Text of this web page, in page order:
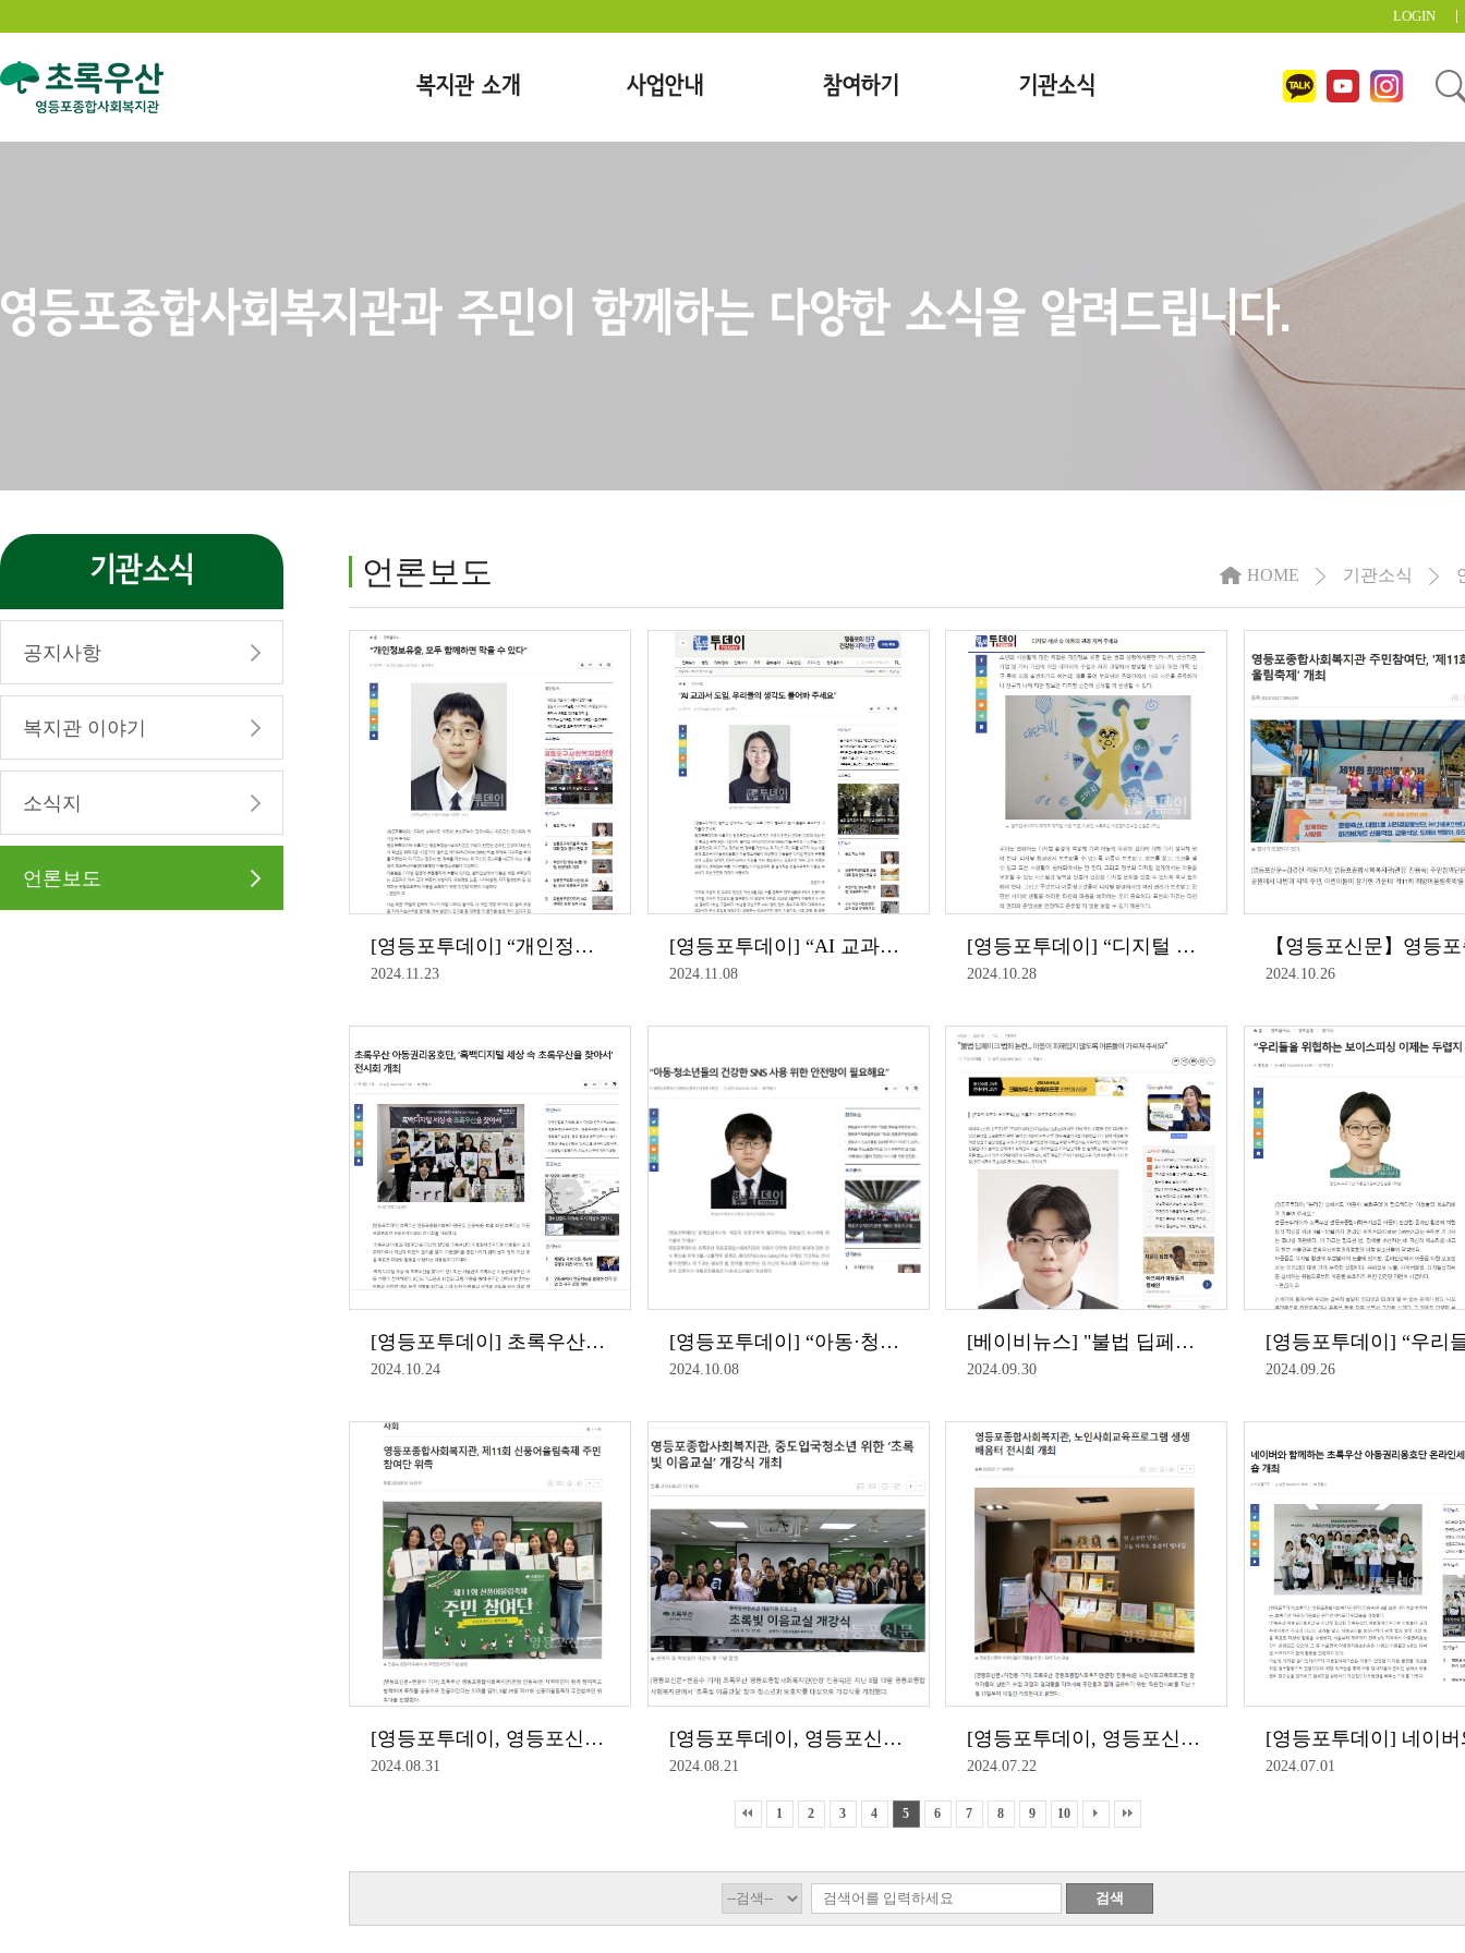
LOGIN
복지관 소개 사업안내 참여하기 기관소식
영등포종합사회복지관과 주민이 함께하는 다양한 소식을 알려드립니다.
기관소식
공지사항
복지관 이야기
소식지
언론보도
언론보도 HOME 기관소식
[영등포투데이] “개인정보유출, 모두 함께하면 막을 수 있다”
2024.11.23
[영등포투데이] “AI 교과서 도입, 우리들의 생각도 물어봐 주세요”
2024.11.08
[영등포투데이] “디지털 세상 속 아동의 권리를 지켜주세요”
2024.10.28 2024.10.26
[영등포투데이] 초록우산 아동권리옹호단, '흑백디지털 세상 속 초록우산을 찾아서' 전시회 개최
2024.10.24
[영등포투데이] “아동·청소년들의 건강한 SNS 사용 위한 안전망이 필요해요”
2024.10.08
[베이비뉴스] "불법 딥페이크 범죄 논란... 아동이 피해입지 않도록 어른들이 가르쳐 주세요"
2024.09.30 2024.09.26
[영등포투데이, 영등포신문] 초록우산 영등포종합사회복지관, 제 11회 신풍어울림축제 주민참여단 위촉
2024.08.31
[영등포투데이, 영등포신문, 영등포시대] 초록우산 영등포종합사회복지관, 중도입국청소년을 위한 '초록빛 이음교실' 개강식 개최
2024.08.21
[영등포투데이, 영등포신문] 2024 어르신사회교육프로그램 '생생배움터' 1학기 작은전시회 개최
2024.07.22 2024.07.01
1 2 3 4 5 6 7 8 9 10